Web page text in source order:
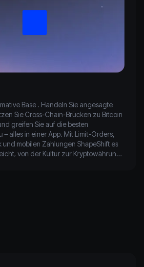
Base . Handeln Sie angesagte
Sie Cross-Chain-Brücken zu Bitcoin
greifen Sie auf die besten
– alles in einer App. Mit Limit-Orders,
und mobilen Zahlungen ShapeShift es
von der Kultur zur Kryptowährung